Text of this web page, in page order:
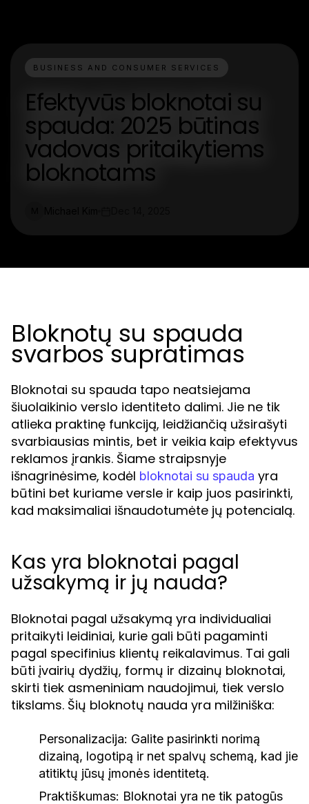
BUSINESS AND CONSUMER SERVICES
Efektyvūs bloknotai su
spauda: 2025 būtinas
vadovas pritaikytiems
bloknotams
Bloknotų su spauda
svarbos supratimas
Bloknotai su spauda tapo neatsiejama
šiuolaikinio verslo identiteto dalimi. Jie ne tik
atlieka praktinę funkciją, leidžiančią užsirašyti
svarbiausias mintis, bet ir veikia kaip efektyvus
reklamos įrankis. Šiame straipsnyje
išnagrinėsime, kodėl bloknotai su spauda yra
būtini bet kuriame versle ir kaip juos pasirinkti,
kad maksimaliai išnaudotumėte jų potencialą.
Kas yra bloknotai pagal
užsakymą ir jų nauda?
Bloknotai pagal užsakymą yra individualiai
pritaikyti leidiniai, kurie gali būti pagaminti
pagal specifinius klientų reikalavimus. Tai gali
būti įvairių dydžių, formų ir dizainų bloknotai,
skirti tiek asmeniniam naudojimui, tiek verslo
tikslams. Šių bloknotų nauda yra milžiniška:
Personalizacija: Galite pasirinkti norimą
dizainą, logotipą ir net spalvų schemą, kad jie
atitiktų jūsų įmonės identitetą.
Praktiškumas: Bloknotai yra ne tik patogūs